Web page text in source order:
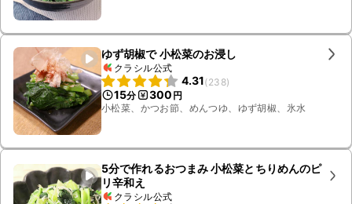
ゆず胡椒で 小松菜のお浸し
クラシル公式
4.31(238)
15分 300 円
小松菜、かつお節、めんつゆ、ゆず胡椒、氷水
5分で作れるおつまみ 小松菜とちりめんのピ
リ辛和え
クラシル公式